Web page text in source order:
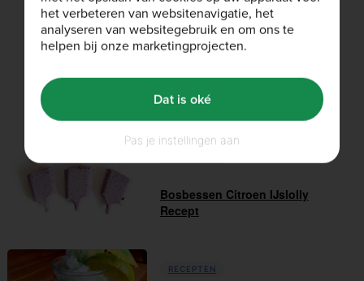
Gerelateerde artikelen
RECEPTEN
Bosbessen Citroen IJslolly
Recept
RECEPTEN
het verbeteren van websitenavigatie, het
analyseren van websitegebruik en om ons te
helpen bij onze marketingprojecten.
Pas je instellingen aan
Dat is oké